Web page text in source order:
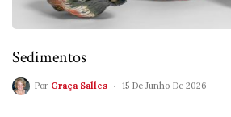
Sedimentos
Por Graça Salles 15 De Junho De 2026